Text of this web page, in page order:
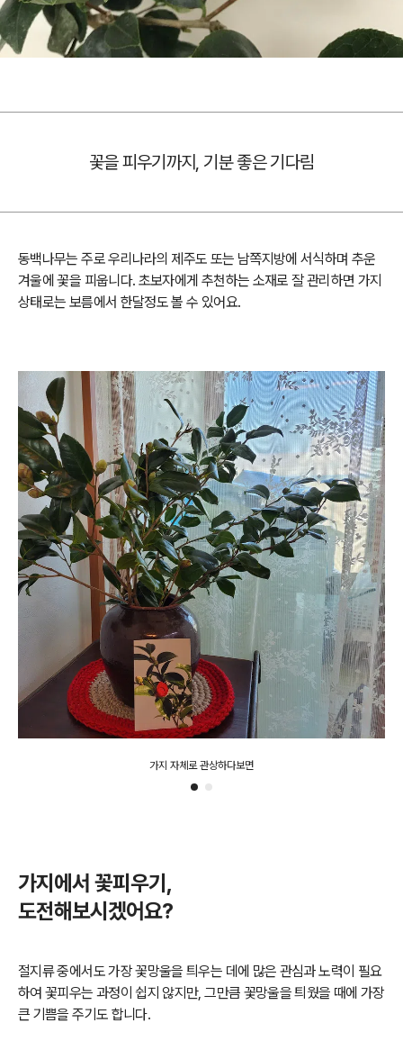
꽃을 피우기까지, 기분 좋은 기다림
동백나무는 주로 우리나라의 제주도 또는 남쪽지방에 서식하며 추운
겨울에 꽃을 피웁니다. 초보자에게 추천하는 소재로 잘 관리하면 가지
상태로는 보름에서 한달정도 볼 수 있어요.
가지 자체로 관상하다보면
가지에서 꽃피우기,
도전해보시겠어요?
절지류 중에서도 가장 꽃망울을 틔우는 데에 많은 관심과 노력이 필요
하여 꽃피우는 과정이 쉽지 않지만, 그만큼 꽃망울을 틔웠을 때에 가장
큰 기쁨을 주기도 합니다.